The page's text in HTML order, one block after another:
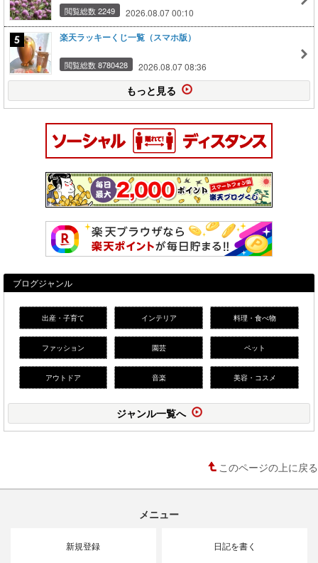
閲覧総数 2249 2026.08.07 00:10
楽天ラッキーくじ一覧（スマホ版）
閲覧総数 8780428 2026.08.07 08:36
もっと見る
ブログジャンル
出産・子育て インテリア 料理・食べ物
ファッション 園芸 ペット
アウトドア 音楽 美容・コスメ
ジャンル一覧へ
このページの上に戻る
メニュー
新規登録 日記を書く